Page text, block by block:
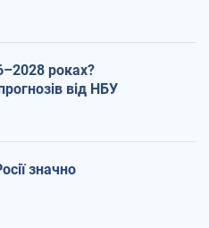
роках?
від НБУ
значно